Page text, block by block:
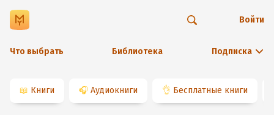
Что выбрать Библиотека Подписка
Войти
📖 Книги 🎧 Аудиокниги 👌 Бесплатные книги